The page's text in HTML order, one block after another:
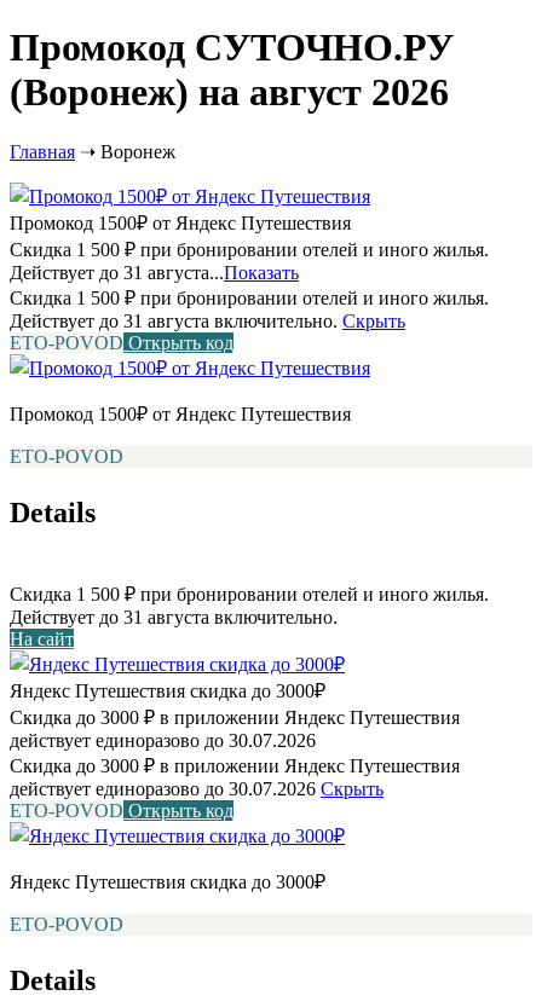
Промокод СУТОЧНО.РУ
(Воронеж) на август 2026
Главная ➝ Воронеж
Промокод 1500₽ от Яндекс Путешествия
Скидка 1 500 ₽ при бронировании отелей и иного жилья.
Действует до 31 августа...Показать
Скидка 1 500 ₽ при бронировании отелей и иного жилья.
Действует до 31 августа включительно. Скрыть
ETO-POVOD Открыть код
Промокод 1500₽ от Яндекс Путешествия
ETO-POVOD
Details
Скидка 1 500 ₽ при бронировании отелей и иного жилья.
Действует до 31 августа включительно.
На сайт
Яндекс Путешествия скидка до 3000₽
Скидка до 3000 ₽ в приложении Яндекс Путешествия
действует единоразово до 30.07.2026
Скидка до 3000 ₽ в приложении Яндекс Путешествия
действует единоразово до 30.07.2026 Скрыть
ETO-POVOD Открыть код
Яндекс Путешествия скидка до 3000₽
ETO-POVOD
Details